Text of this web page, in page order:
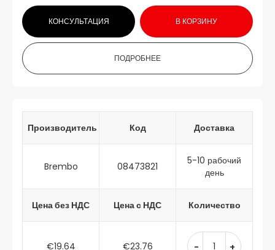
КОНСУЛЬТАЦИЯ В КОРЗИНУ
ПОДРОБНЕЕ
Производитель Код Доставка
Brembo 08473821
5-10 рабочий
день
Цена без НДС Цена с НДС Количество
€19.64 €23.76 - +